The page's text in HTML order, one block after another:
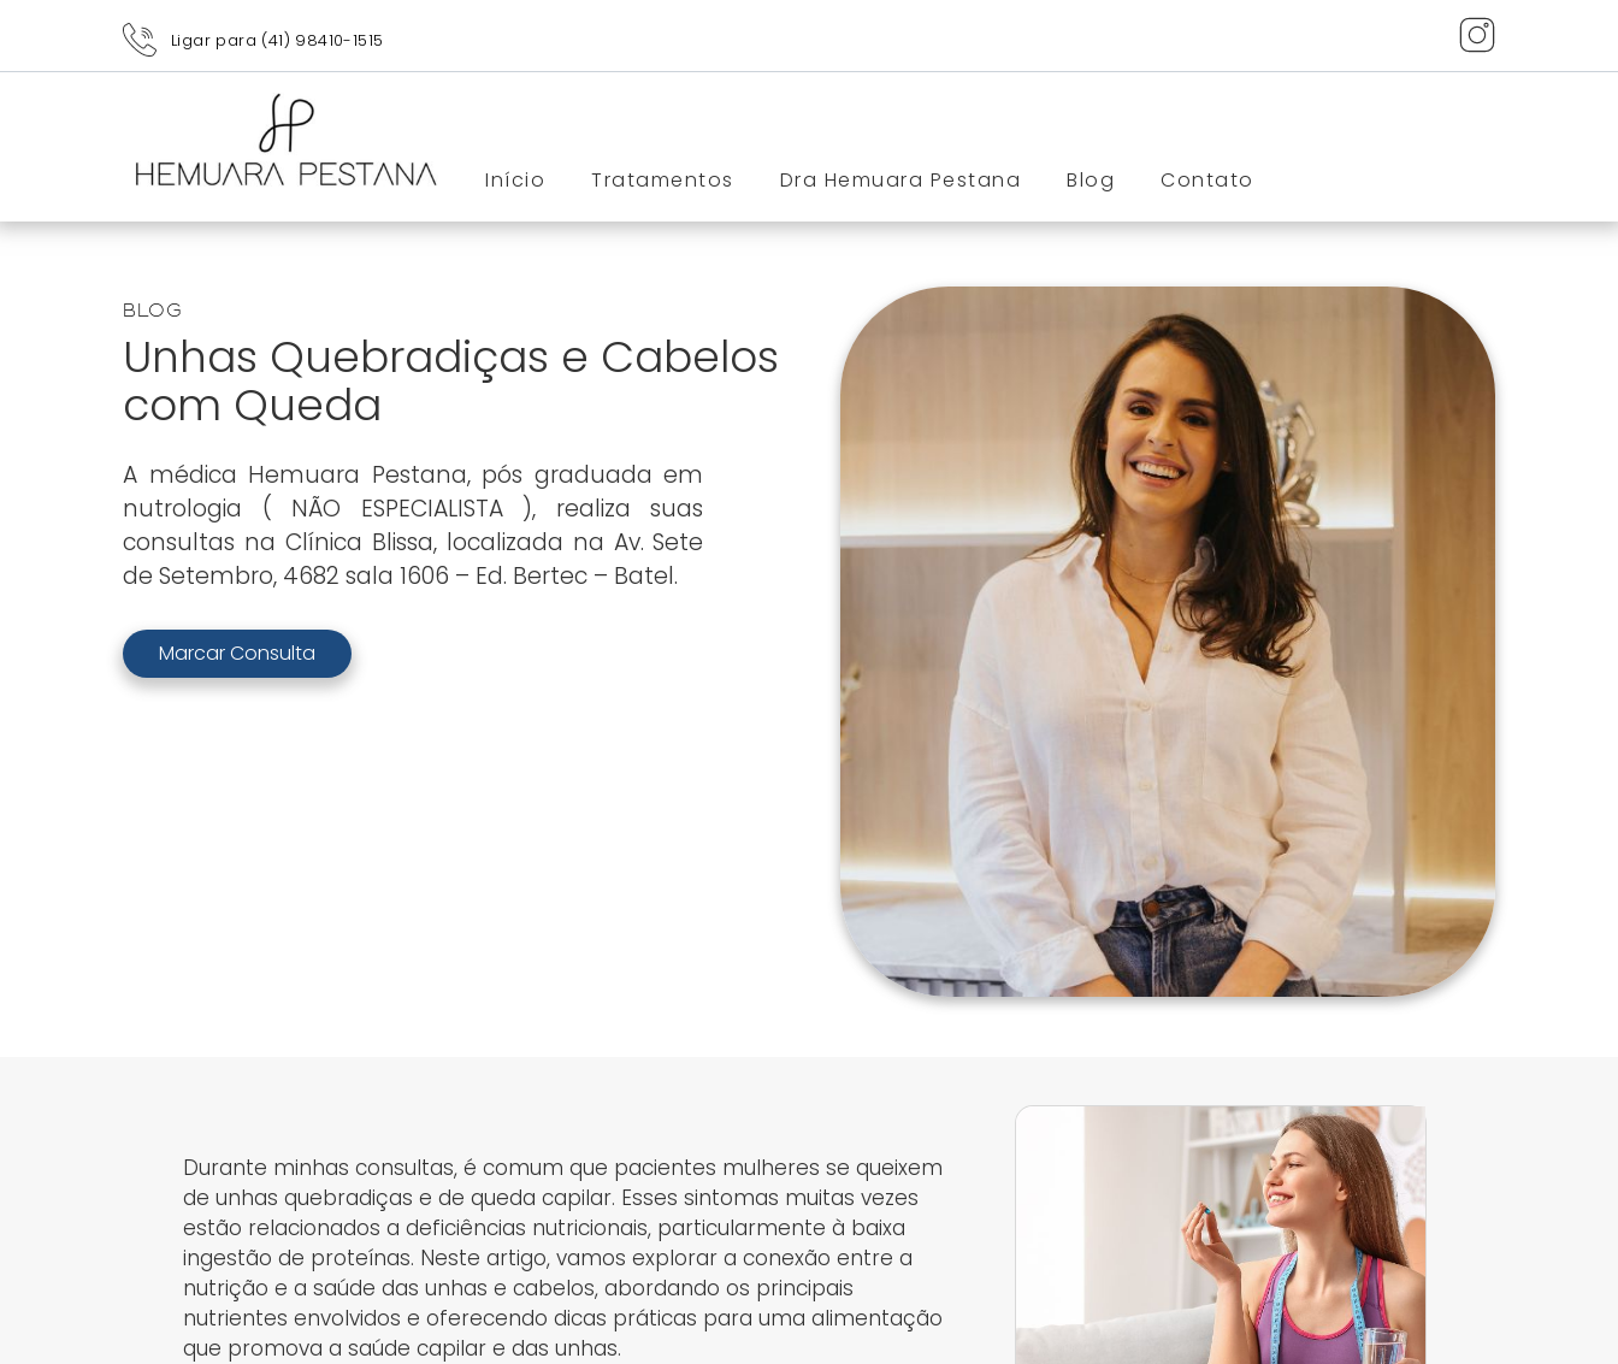
Ligar para (41) 98410-1515
Início Tratamentos Dra Hemuara Pestana Blog Contato
Blog
Unhas Quebradiças e Cabelos
com Queda
A médica Hemuara Pestana, pós graduada em
nutrologia ( NÃO ESPECIALISTA ), realiza suas
consultas na Clínica Blissa, localizada na Av. Sete
de Setembro, 4682 sala 1606 – Ed. Bertec – Batel.
Marcar Consulta
Durante minhas consultas, é comum que pacientes mulheres se queixem
de unhas quebradiças e de queda capilar. Esses sintomas muitas vezes
estão relacionados a deficiências nutricionais, particularmente à baixa
ingestão de proteínas. Neste artigo, vamos explorar a conexão entre a
nutrição e a saúde das unhas e cabelos, abordando os principais
nutrientes envolvidos e oferecendo dicas práticas para uma alimentação
que promova a saúde capilar e das unhas.